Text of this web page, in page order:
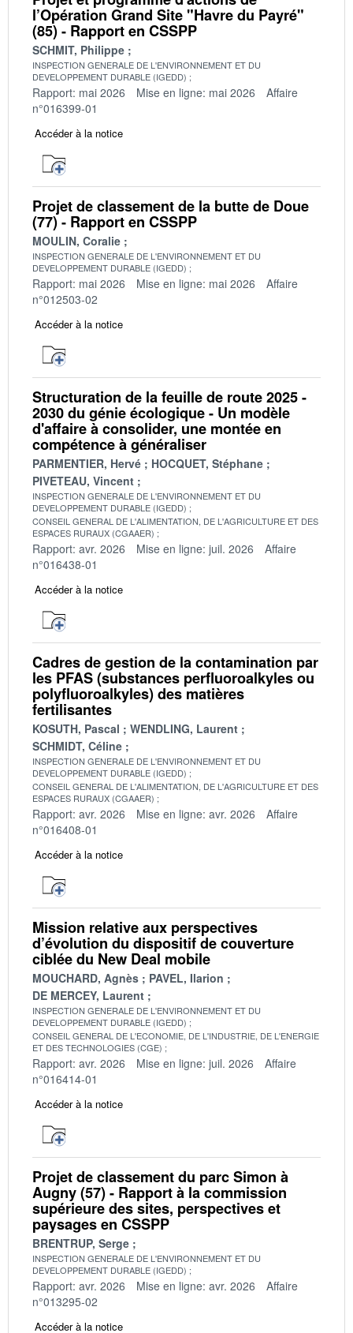
l’Opération Grand Site "Havre du Payré"
(85) - Rapport en CSSPP
SCHMIT, Philippe
INSPECTION GENERALE DE L'ENVIRONNEMENT ET DU
DEVELOPPEMENT DURABLE (IGEDD)
Rapport: mai 2026 Mise en ligne: mai 2026
Affaire
n°016399-01
Accéder à la notice
Projet de classement de la butte de Doue
(77) - Rapport en CSSPP
MOULIN, Coralie
INSPECTION GENERALE DE L'ENVIRONNEMENT ET DU
DEVELOPPEMENT DURABLE (IGEDD)
Rapport: mai 2026 Mise en ligne: mai 2026
Affaire
n°012503-02
Accéder à la notice
Structuration de la feuille de route 2025 -
2030 du génie écologique - Un modèle
d'affaire à consolider, une montée en
compétence à généraliser
PARMENTIER, Hervé
HOCQUET, Stéphane
PIVETEAU, Vincent
INSPECTION GENERALE DE L'ENVIRONNEMENT ET DU
DEVELOPPEMENT DURABLE (IGEDD)
CONSEIL GENERAL DE L'ALIMENTATION, DE L'AGRICULTURE ET DES
ESPACES RURAUX (CGAAER)
Rapport: avr. 2026 Mise en ligne: juil. 2026
Affaire
n°016438-01
Accéder à la notice
Cadres de gestion de la contamination par
les PFAS (substances perfluoroalkyles ou
polyfluoroalkyles) des matières
fertilisantes
KOSUTH, Pascal
WENDLING, Laurent
SCHMIDT, Céline
INSPECTION GENERALE DE L'ENVIRONNEMENT ET DU
DEVELOPPEMENT DURABLE (IGEDD)
CONSEIL GENERAL DE L'ALIMENTATION, DE L'AGRICULTURE ET DES
ESPACES RURAUX (CGAAER)
Rapport: avr. 2026 Mise en ligne: avr. 2026
Affaire
n°016408-01
Accéder à la notice
Mission relative aux perspectives
d’évolution du dispositif de couverture
ciblée du New Deal mobile
MOUCHARD, Agnès
PAVEL, Ilarion
DE MERCEY, Laurent
INSPECTION GENERALE DE L'ENVIRONNEMENT ET DU
DEVELOPPEMENT DURABLE (IGEDD)
CONSEIL GENERAL DE L'ECONOMIE, DE L'INDUSTRIE, DE L'ENERGIE
ET DES TECHNOLOGIES (CGE)
Rapport: avr. 2026 Mise en ligne: juil. 2026
Affaire
n°016414-01
Accéder à la notice
Projet de classement du parc Simon à
Augny (57) - Rapport à la commission
supérieure des sites, perspectives et
paysages en CSSPP
BRENTRUP, Serge
INSPECTION GENERALE DE L'ENVIRONNEMENT ET DU
DEVELOPPEMENT DURABLE (IGEDD)
Rapport: avr. 2026 Mise en ligne: avr. 2026
Affaire
n°013295-02
Accéder à la notice